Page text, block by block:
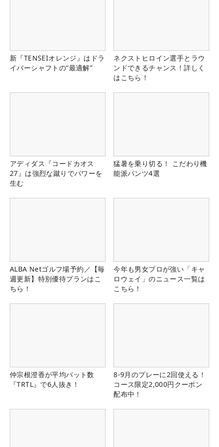
新『TENSEIオレンジ』はドラ
イバーシャフトの“最適解”
ネクストヒロイン選手とラウ
ンドできるチャンス！詳しく
はこちら！
アディダス『コードカオス
27』は強烈な蹴りでパワーを
生む
猛暑を乗り切る！ こだわり機
能派パンツ4選
ALBA Netゴルフ場予約／【毎
週更新】特別優待プランはこ
ちら！
今年も男女プロが強い「キャ
ロウェイ」のニュース一覧は
こちら！
仲宗根澄香が平均パット数
『TRTL』で6人抜き！
8-9月のプレーに2回使える！
コース限定2,000円クーポン
配布中！